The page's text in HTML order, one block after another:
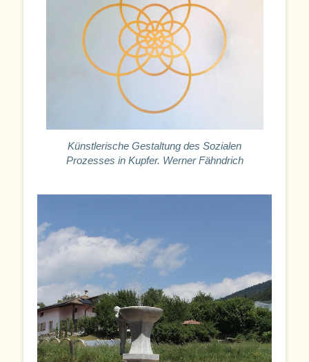
Künstlerische Gestaltung des Sozialen
Prozesses in Kupfer. Werner Fähndrich